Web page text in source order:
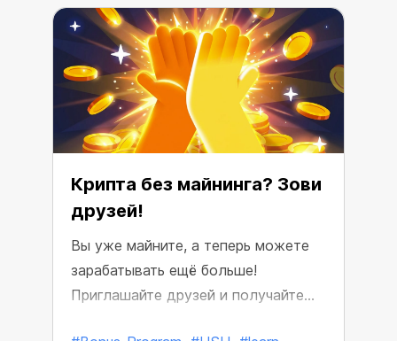
Крипта без майнинга? Зови
друзей!
Вы уже майните, а теперь можете
зарабатывать ещё больше!
Приглашайте друзей и получайте